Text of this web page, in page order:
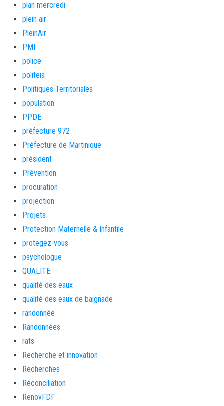
plan mercredi
plein air
PleinAir
PMI
police
politeia
Politiques Territoriales
population
PPDE
préfecture 972
Préfecture de Martinique
président
Prévention
procuration
projection
Projets
Protection Maternelle & Infantile
protegez-vous
psychologue
QUALITE
qualité des eaux
qualité des eaux de baignade
randonnée
Randonnées
rats
Recherche et innovation
Recherches
Réconciliation
RenovFDF